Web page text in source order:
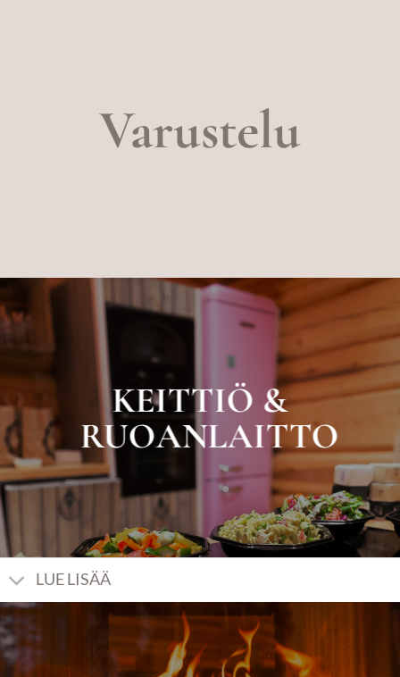
Varustelu
KEITTIÖ &
RUOANLAITTO
LUE LISÄÄ